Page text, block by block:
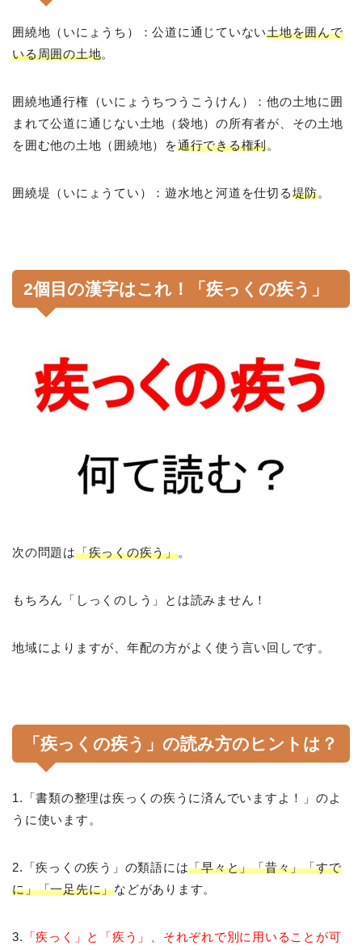
囲繞地（いにょうち）：公道に通じていない土地を囲んで
いる周囲の土地。
囲繞地通行権（いにょうちつうこうけん）：他の土地に囲
まれて公道に通じない土地（袋地）の所有者が、その土地
を囲む他の土地（囲繞地）を通行できる権利。
囲繞堤（いにょうてい）：遊水地と河道を仕切る堤防。
2個目の漢字はこれ！「疾っくの疾う」
次の問題は「疾っくの疾う」。
もちろん「しっくのしう」とは読みません！
地域によりますが、年配の方がよく使う言い回しです。
「疾っくの疾う」の読み方のヒントは？
1.「書類の整理は疾っくの疾うに済んでいますよ！」のよ
うに使います。
2.「疾っくの疾う」の類語には「早々と」「昔々」「すで
に」「一足先に」などがあります。
3. 「疾っく」と「疾う」、それぞれで別に用いることが可